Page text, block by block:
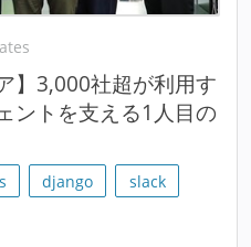
】3,000社超が利用す
ントを支える1人目の
django
slack